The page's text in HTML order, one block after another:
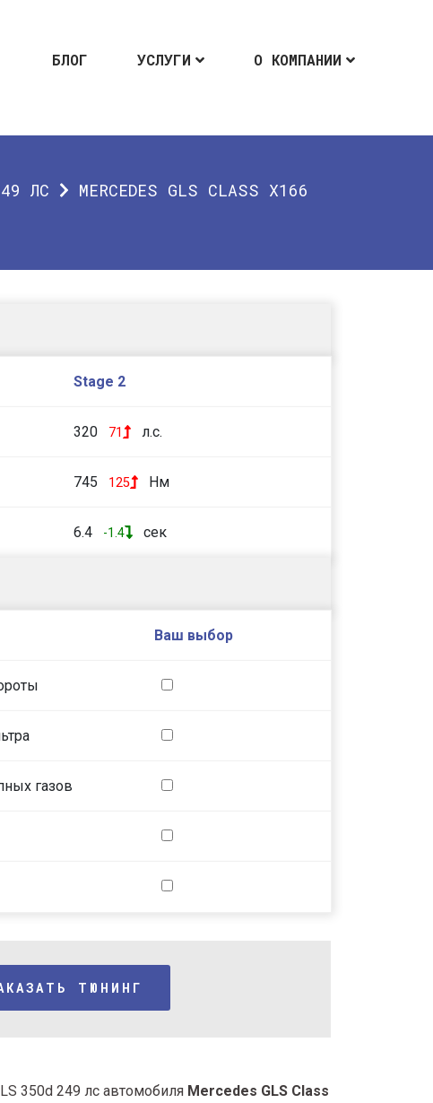
БЛОГ УСЛУГИ О КОМПАНИИ
ЛС
MERCEDES GLS CLASS X166
Stage 2
320 71 л.с.
745 125 Нм
6.4 -1.4 сек
Ваш выбор
газов
ТЮНИНГ
350d 249 лс автомобиля Mercedes GLS Class